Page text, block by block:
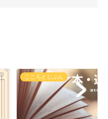
こころとじぶん